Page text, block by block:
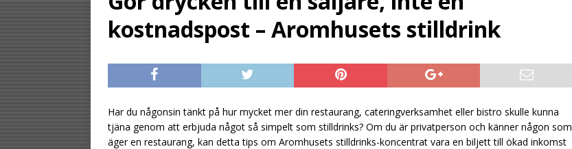
Aromhusets stilldrink: mindre spring efter flaskor, mer fokus på
gästen
UNCATEGORIZED
[ August 1, 2026 ] Aromhusets stilldrink: från “dyr läsk” till “smart dryckesval”
[ August 6, 2026 ] Aromhusets stilldrink låter dig styra prisbilden på din lunchdryck
UNCATEGORIZED
kostnadspost – Aromhusets stilldrink
Har du någonsin tänkt på hur mycket mer din restaurang, cateringverksamhet eller bistro skulle kunna
tjäna genom att erbjuda något så simpelt som stilldrinks? Om du är privatperson och känner någon som
äger en restaurang, kan detta tips om Aromhusets stilldrinks-koncentrat vara en biljett till ökad inkomst